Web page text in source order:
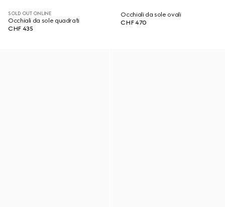
SOLD OUT ONLINE
Occhiali da sole quadrati
CHF 435
Occhiali da sole ovali
CHF 470